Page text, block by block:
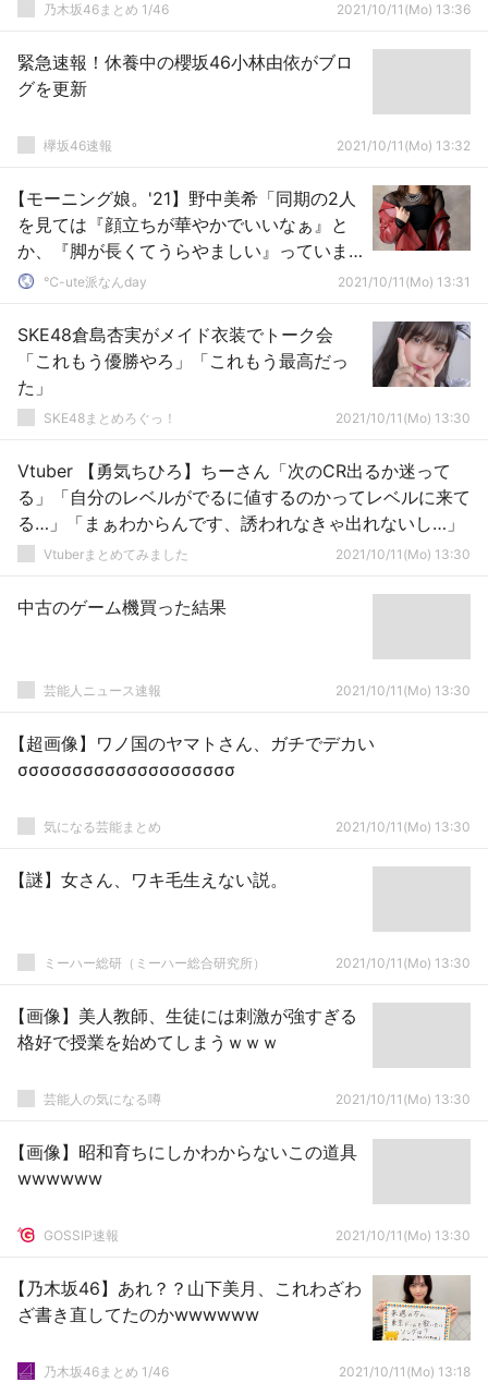
乃木坂46まとめ 1/46 2021/10/11(Mo) 13:36
緊急速報！休養中の櫻坂46小林由依がブロ
グを更新
欅坂46速報 2021/10/11(Mo) 13:32
【モーニング娘。'21】野中美希「同期の2人
を見ては『顔立ちが華やかでいいなぁ』と
か、『脚が長くてうらやましい』っていま
だに思います（笑）」
℃-ute派なんday 2021/10/11(Mo) 13:31
SKE48倉島杏実がメイド衣装でトーク会
「これもう優勝やろ」「これもう最高だっ
た」
SKE48まとめろぐっ！ 2021/10/11(Mo) 13:30
Vtuber 【勇気ちひろ】ちーさん「次のCR出るか迷って
る」「自分のレベルがでるに値するのかってレベルに来て
る…」「まぁわからんです、誘われなきゃ出れないし…」
Vtuberまとめてみました 2021/10/11(Mo) 13:30
中古のゲーム機買った結果
芸能人ニュース速報 2021/10/11(Mo) 13:30
【超画像】ワノ国のヤマトさん、ガチでデカい
σσσσσσσσσσσσσσσσσσσσ
気になる芸能まとめ 2021/10/11(Mo) 13:30
【謎】女さん、ワキ毛生えない説。
ミーハー総研（ミーハー総合研究所） 2021/10/11(Mo) 13:30
【画像】美人教師、生徒には刺激が強すぎる
格好で授業を始めてしまうｗｗｗ
芸能人の気になる噂 2021/10/11(Mo) 13:30
【画像】昭和育ちにしかわからないこの道具
wwwwww
GOSSIP速報 2021/10/11(Mo) 13:30
【乃木坂46】あれ？？山下美月、これわざわ
ざ書き直してたのかwwwwww
乃木坂46まとめ 1/46 2021/10/11(Mo) 13:18